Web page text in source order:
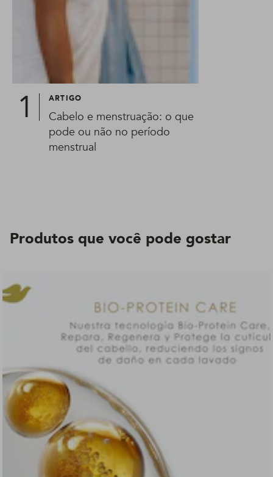
ARTIGO
Cabelo e menstruação: o que
pode ou não no período
menstrual
Produtos que você pode gostar